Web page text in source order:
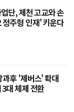
단, 제천 고교와 손
주형 인재' 키운다
과후 '제버스' 확대
대 체제 전환